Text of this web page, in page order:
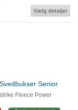
Vælg detaljer
Senior
Fleece Power